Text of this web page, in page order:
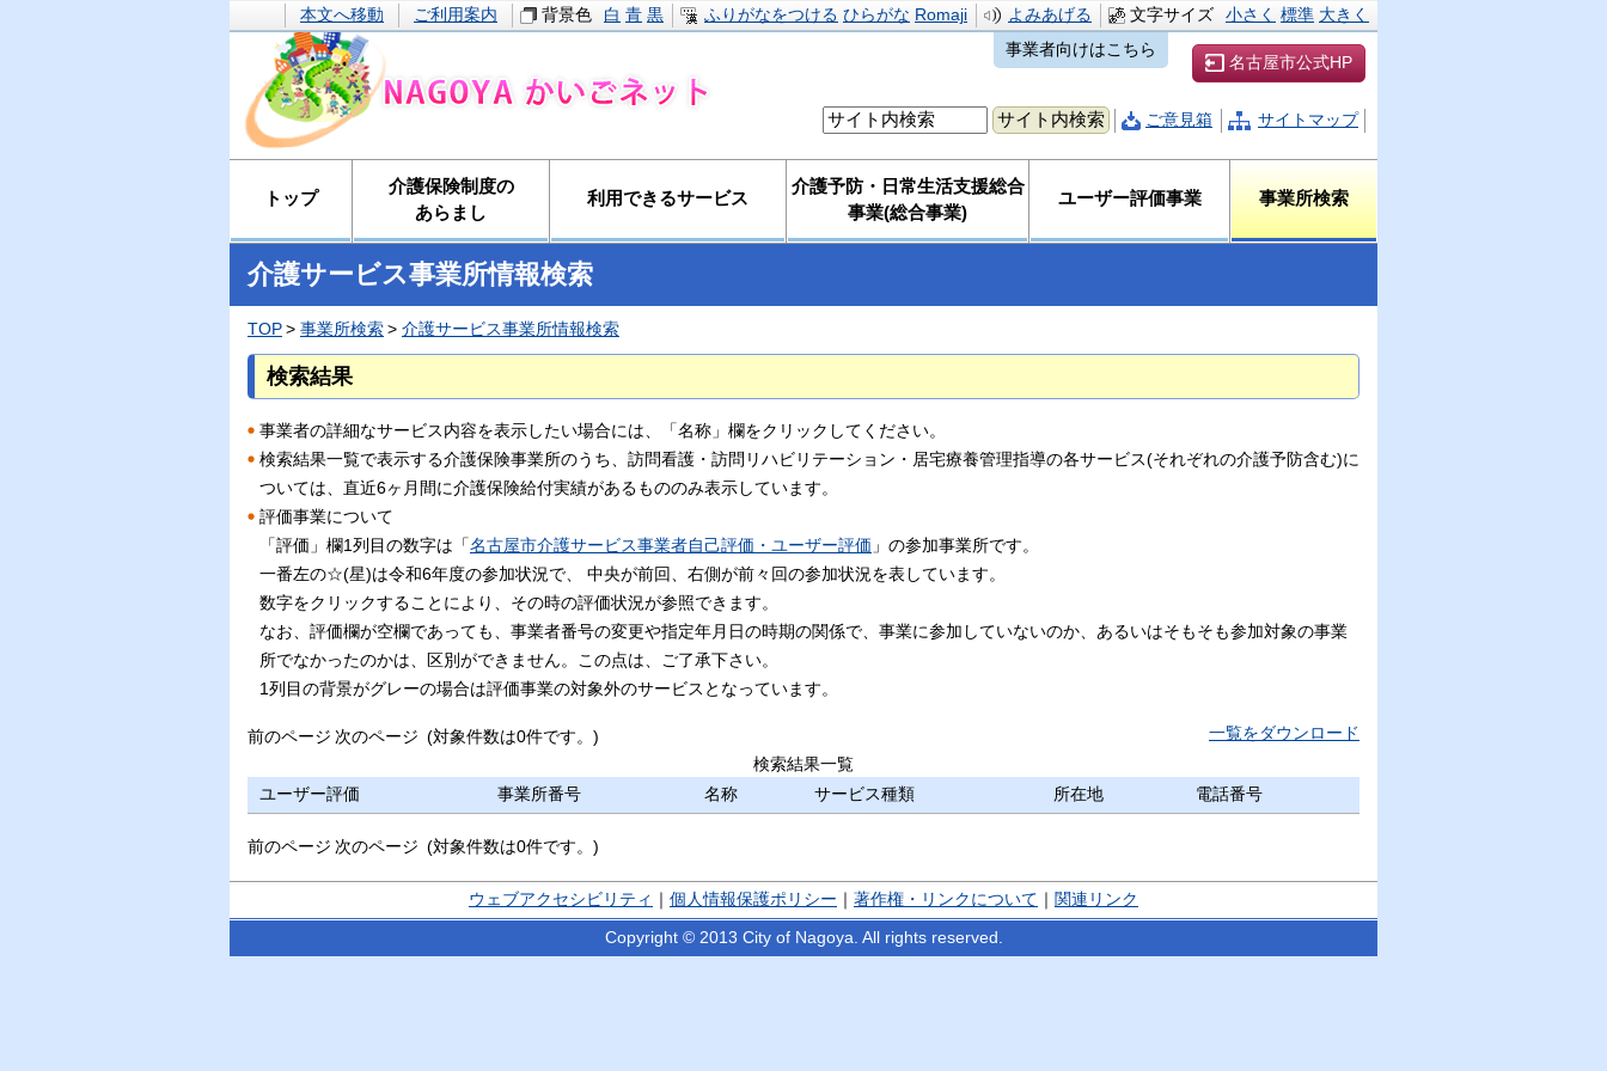
本文へ移動 ご利用案内 背景色 白 青 黒 ふりがなをつける ひらがな Romaji よみあげる 文字サイズ 小さく 標準 大きく
名古屋市公式HP
事業者向けはこちら
ご意見箱 サイトマップ
トップ
介護保険制度の
あらまし
利用できるサービス
介護予防・日常生活支援総合
事業(総合事業)
ユーザー評価事業 事業所検索
介護サービス事業所情報検索
TOP 事業所検索 介護サービス事業所情報検索
検索結果
事業者の詳細なサービス内容を表示したい場合には、「名称」欄をクリックしてください。
検索結果一覧で表示する介護保険事業所のうち、訪問看護・訪問リハビリテーション・居宅療養管理指導の各サービス(それぞれの介護予防含む)に
ついては、直近6ヶ月間に介護保険給付実績があるもののみ表示しています。
評価事業について
「評価」欄1列目の数字は「 名古屋市介護サービス事業者自己評価・ユーザー評価 」の参加事業所です。
一番左の☆(星)は令和6年度の参加状況で、 中央が前回、右側が前々回の参加状況を表しています。
数字をクリックすることにより、その時の評価状況が参照できます。
なお、評価欄が空欄であっても、事業者番号の変更や指定年月日の時期の関係で、事業に参加していないのか、あるいはそもそも参加対象の事業
所でなかったのかは、区別ができません。この点は、ご了承下さい。
1列目の背景がグレーの場合は評価事業の対象外のサービスとなっています。
前のページ 次のページ (対象件数は0件です。)
一覧をダウンロード
検索結果一覧
ユーザー評価
事業所番号 名称 サービス種類 所在地 電話番号
前のページ 次のページ (対象件数は0件です。)
ウェブアクセシビリティ 個人情報保護ポリシー 著作権・リンクについて 関連リンク
Copyright © 2013 City of Nagoya. All rights reserved.